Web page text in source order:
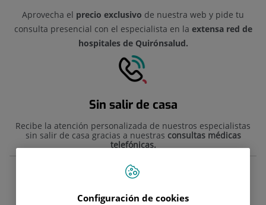
Aprovecha el precio exclusivo de nuestra web y pide tu
consulta presencial con el especialista en la extensa red de
hospitales de Quirónsalud.
Sin salir de casa
Recibe la atención personalizada de nuestros especialistas
sin salir de casa gracias a nuestras consultas médicas
telefónicas.
Nuestras especialidades
Configuración de cookies